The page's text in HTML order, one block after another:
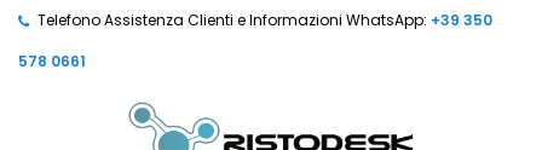
Telefono Assistenza Clienti e Informazioni WhatsApp: +39 350
578 0661